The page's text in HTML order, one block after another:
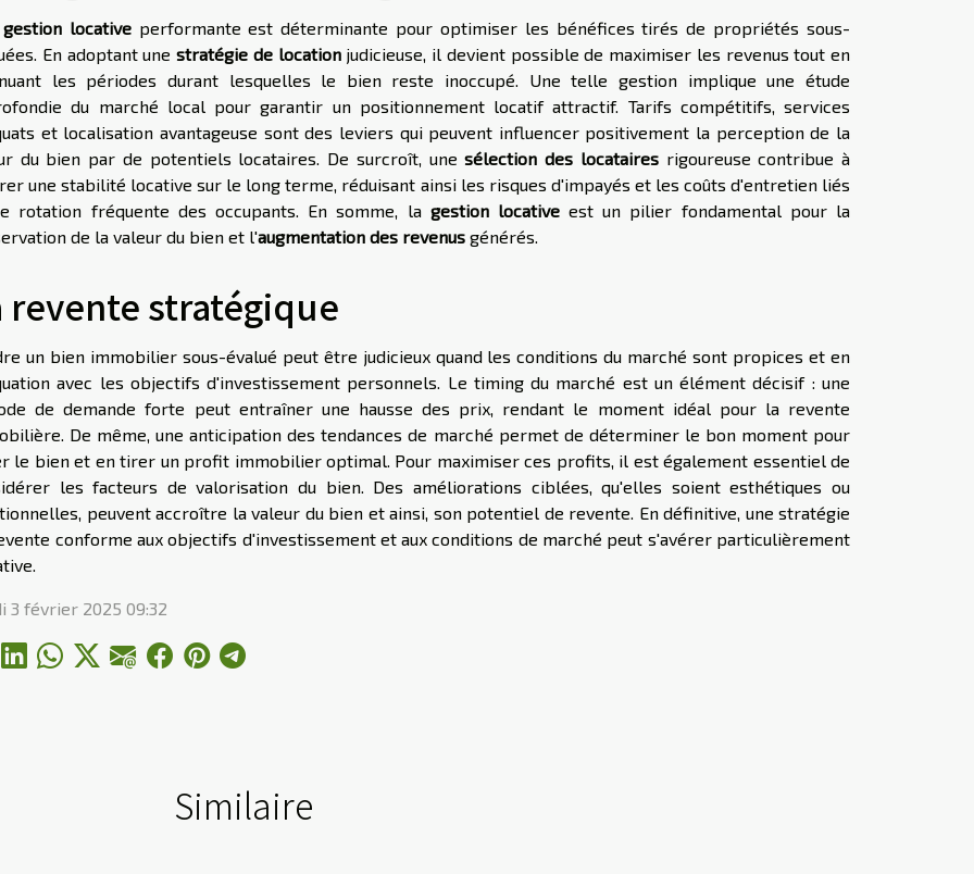
gestion locativeperformante est déterminante pour optimiser les bénéfices tirés de propriétés sous-
En adoptant une stratégie de locationjudicieuse, il devient possible de maximiser les revenus tout en
les périodes durant lesquelles le bien reste inoccupé. Une telle gestion implique une étude
du marché local pour garantir un positionnement locatif attractif. Tarifs compétitifs, services
et localisation avantageuse sont des leviers qui peuvent influencer positivement la perception de la
du bien par de potentiels locataires. De surcroît, unesélection des locatairesrigoureuse contribue à
une stabilité locative sur le long terme, réduisant ainsi les risques d'impayés et les coûts d'entretien liés
rotation fréquente des occupants. En somme, la gestion locativeest un pilier fondamental pour la
de la valeur du bien et l'augmentation des revenus générés.
revente stratégique
un bien immobilier sous-évalué peut être judicieux quand les conditions du marché sont propices et en
avec les objectifs d'investissement personnels. Le timing du marché est un élément décisif : une
de demande forte peut entraîner une hausse des prix, rendant le moment idéal pour la revente
De même, une anticipation des tendances de marché permet de déterminer le bon moment pour
le bien et en tirer un profit immobilier optimal. Pour maximiser ces profits, il est également essentiel de
les facteurs de valorisation du bien. Des améliorations ciblées, qu'elles soient esthétiques ou
peuvent accroître la valeur du bien et ainsi, son potentiel de revente. En définitive, une stratégie
conforme aux objectifs d'investissement et aux conditions de marché peut s'avérer particulièrement
3 février 2025 09:32
Similaire